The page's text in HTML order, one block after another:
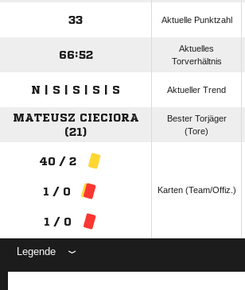
33 Aktuelle Punktzahl
66:52
Aktuelles
Torverhältnis
N | S | S | S | S Aktueller Trend
MATEUSZ CIECIORA
(21)
Bester Torjäger
(Tore)
40 / 2
1 / 0
1 / 0
Karten (Team/Offiz.)
Legende
ANZEIGE